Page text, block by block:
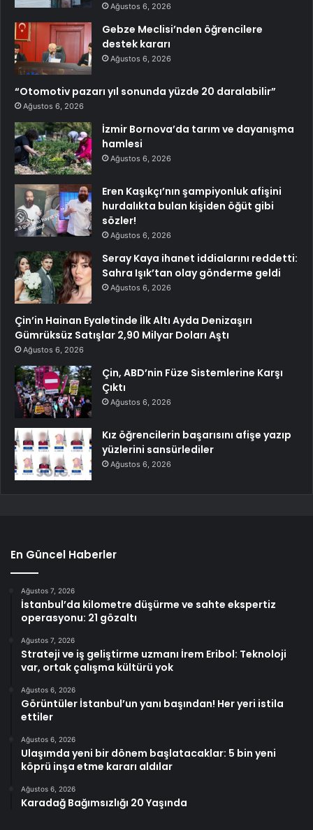
Ağustos 6, 2026
Gebze Meclisi’nden öğrencilere
destek kararı
Ağustos 6, 2026
“Otomotiv pazarı yıl sonunda yüzde 20 daralabilir”
Ağustos 6, 2026
İzmir Bornova’da tarım ve dayanışma
hamlesi
Ağustos 6, 2026
Eren Kaşıkçı’nın şampiyonluk afişini
hurdalıkta bulan kişiden öğüt gibi
sözler!
Ağustos 6, 2026
Seray Kaya ihanet iddialarını reddetti:
Sahra Işık’tan olay gönderme geldi
Ağustos 6, 2026
Çin’in Hainan Eyaletinde İlk Altı Ayda Denizaşırı
Gümrüksüz Satışlar 2,90 Milyar Doları Aştı
Ağustos 6, 2026
Çin, ABD’nin Füze Sistemlerine Karşı
Çıktı
Ağustos 6, 2026
Kız öğrencilerin başarısını afişe yazıp
yüzlerini sansürlediler
Ağustos 6, 2026
En Güncel Haberler
Ağustos 7, 2026
İstanbul’da kilometre düşürme ve sahte ekspertiz
operasyonu: 21 gözaltı
Ağustos 7, 2026
Strateji ve iş geliştirme uzmanı İrem Eribol: Teknoloji
var, ortak çalışma kültürü yok
Ağustos 6, 2026
Görüntüler İstanbul’un yanı başından! Her yeri istila
ettiler
Ağustos 6, 2026
Ulaşımda yeni bir dönem başlatacaklar: 5 bin yeni
köprü inşa etme kararı aldılar
Ağustos 6, 2026
Karadağ Bağımsızlığı 20 Yaşında